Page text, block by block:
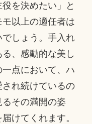
を決めたい」と
以上の適任者は
しょう。手入れ
、感動的な美し
点において、ハ
れ続けているの
その満開の姿
けてくれます。